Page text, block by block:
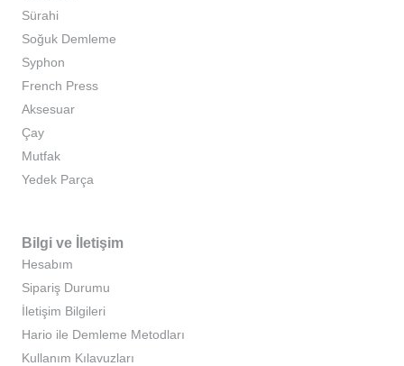
Sürahi
Soğuk Demleme
Syphon
French Press
Aksesuar
Çay
Mutfak
Yedek Parça
Bilgi ve İletişim
Hesabım
Sipariş Durumu
İletişim Bilgileri
Hario ile Demleme Metodları
Kullanım Kılavuzları